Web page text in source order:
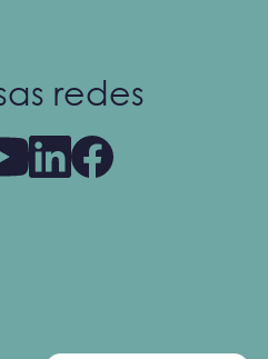
redes